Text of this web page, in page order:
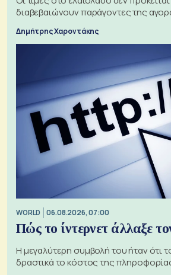
διαβεβαιώνουν παράγοντες της
Δημήτρης Χαροντάκης
WORLD 06.08.2026, 07:00
Πώς το ίντερνετ άλλαξε
Η μεγαλύτερη συμβολή του ήταν ότι
δραστικά το κόστος της